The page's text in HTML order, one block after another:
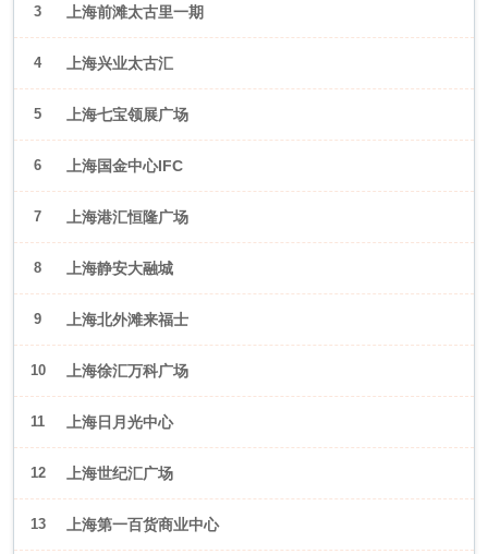
3 上海前滩太古里一期
4 上海兴业太古汇
5 上海七宝领展广场
6 上海国金中心IFC
7 上海港汇恒隆广场
8 上海静安大融城
9 上海北外滩来福士
10 上海徐汇万科广场
11 上海日月光中心
12 上海世纪汇广场
13 上海第一百货商业中心